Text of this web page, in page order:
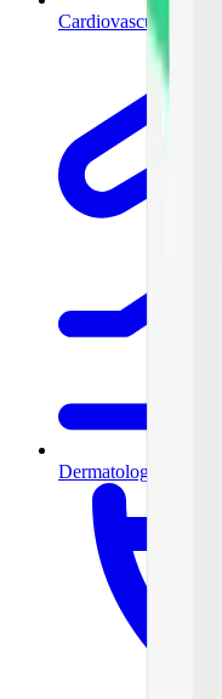
Cardiovascular
Dermatología